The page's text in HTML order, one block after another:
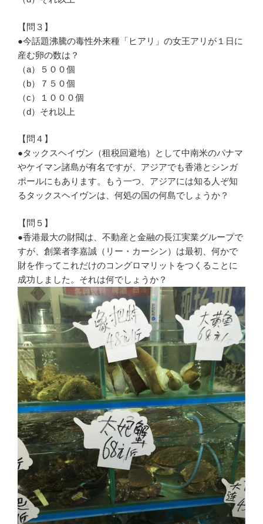
【問３】
●今話題沸騰の毒性外来種「ヒアリ」の女王アリが１日に
産む卵の数は？
（a）５００個
（b）７５０個
（c）１０００個
（d）それ以上
【問４】
●タックスヘイヴン（租税回避地）として中南米のパナマ
やケイマン諸島が有名ですが、アジアでも香港とシンガ
ポールにもあります。もう一つ、アジアには知る人ぞ知
るタックスヘイヴンは、何処の国の何島でしょうか？
【問５】
●香港最大の財閥は、不動産と金融の長江実業グループで
すが、創業者李嘉誠（リー・カーシン）は最初、何かで
財を作ってこれだけのコングロマリットをつくることに
成功しました。それは何でしょうか？